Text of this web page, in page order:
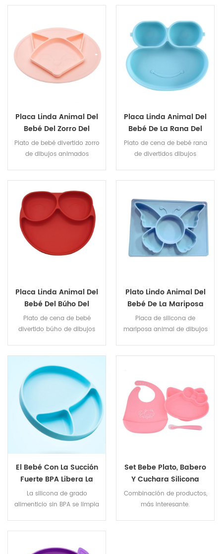
Juego De Cuchara De
Entrenamiento Para
Comer Para Bebé
dibujos de dinosaurios
Placa Linda Animal Del
Bebé Del Zorro Del
Nuevo Diseño De La
Placa Del Silicio De La
Plato de bebé divertido zorro
de dibujos animados
Placa Linda Animal Del
Bebé De La Rana Del
Nuevo Diseño De La
Placa Del Silicio De La
Plato de cena de bebé rana
de divertidos dibujos
Placa Linda Animal Del
Bebé Del Búho Del
Nuevo Diseño De La
Placa Del Silicio De La
Plato de cena de bebé
divertido búho de dibujos
Plato Lindo Animal Del
Bebé De La Mariposa
Del Nuevo Diseño De La
Estera De Lugar Animal
Placa de silicona de
mariposa animal de dibujos
El Bebé Con La Succión
Fuerte BPA Libera La
Placa Suave Del Bebé
Del Silicón
La silicona de grado
alimenticio sin BPA se limpia
Set Bebe Plato, Babero
Y Cuchara Silicona
Combinación de productos,
más interesante.